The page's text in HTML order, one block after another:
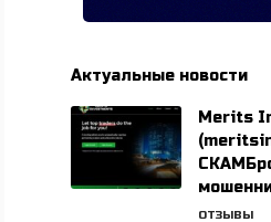
Актуальные новости
Merits
ОТЗЫВЫ